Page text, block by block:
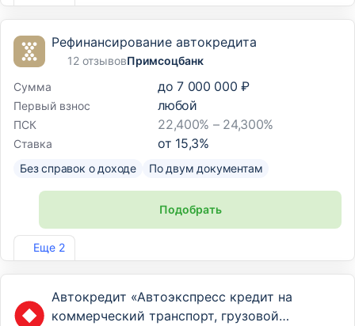
Еще 2
Рефинансирование автокредита
12 отзывовПримсоцбанк
Сумма
до 7 000 000 ₽
Первый взнос любой
ПСК 22,400% – 24,300%
Ставка от 15,3%
Без справок о доходе По двум документам
Подобрать
Лиц. №2733
Автокредит «Автоэкспресс кредит на
коммерческий транспорт, грузовой